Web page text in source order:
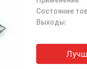
Выходы: